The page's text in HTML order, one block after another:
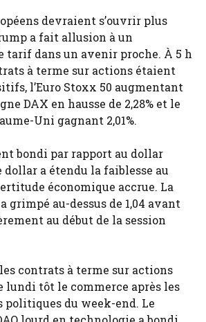
devraient s’ouvrir plus
a fait allusion à un
tarif dans un avenir proche. À 5 h
à terme sur actions étaient
l’Euro Stoxx 50 augmentant
DAX en hausse de 2,28% et le
Uni gagnant 2,01%.
bondi par rapport au dollar
a étendu la faiblesse au
économique accrue. La
grimpé au-dessus de 1,04 avant
au début de la session
contrats à terme sur actions
lundi tôt le commerce après les
politiques du week-end. Le